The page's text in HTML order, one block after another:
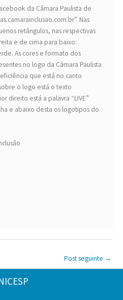
da Câmara Paulista de
Nas
retângulos, nas respectivas
e de cima para baixo:
As cores e formato dos
no logo da Câmara Paulista
que está no canto
o logo está o texto
direito está a palavra “LIVE”
e abaixo desta os logotipos do
Post seguinte →